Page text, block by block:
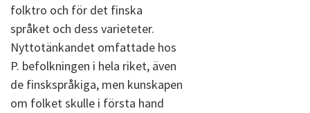
folktro och för det finska
språket och dess varieteter.
Nyttotänkandet omfattade hos
P. befolkningen i hela riket, även
de finskspråkiga, men kunskapen
om folket skulle i första hand